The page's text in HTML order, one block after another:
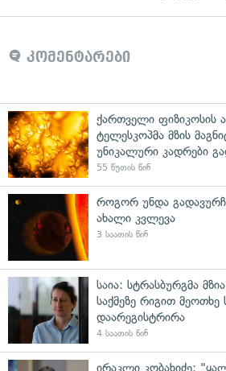
კომენტარები
ქართველი ფიზიკოსის
ტელესკოპმა მზის
უნიკალური კადრები
55 წუთის წინ
როგორ უნდა
ახალი კვლევა
3 საათის წინ
საია: სტრასბურგმა
საქმეზე რიგით მეოთხე
დაარეგისტრირა
4 საათის წინ
ირაკლი კობახიძე: